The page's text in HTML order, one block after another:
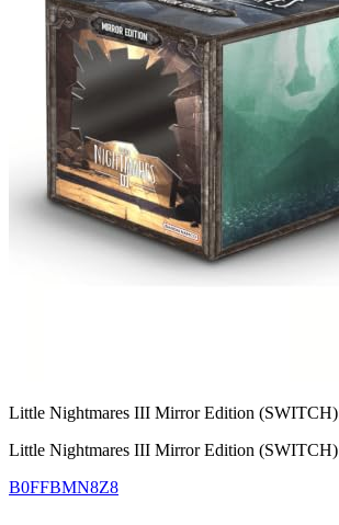
Little Nightmares III Mirror Edition (SWITCH)
Little Nightmares III Mirror Edition (SWITCH)
B0FFBMN8Z8